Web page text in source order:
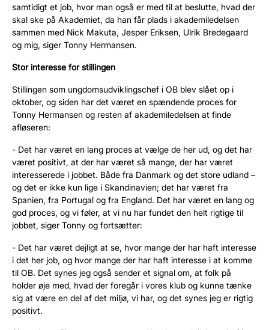
samtidigt et job, hvor man også er med til at beslutte, hvad der
skal ske på Akademiet, da han får plads i akademiledelsen
sammen med Nick Makuta, Jesper Eriksen, Ulrik Bredegaard
og mig, siger Tonny Hermansen.
Stor interesse for stillingen
Stillingen som ungdomsudviklingschef i OB blev slået op i
oktober, og siden har det været en spændende proces for
Tonny Hermansen og resten af akademiledelsen at finde
afløseren:
- Det har været en lang proces at vælge de her ud, og det har
været positivt, at der har været så mange, der har været
interesserede i jobbet. Både fra Danmark og det store udland –
og det er ikke kun lige i Skandinavien; det har været fra
Spanien, fra Portugal og fra England. Det har været en lang og
god proces, og vi føler, at vi nu har fundet den helt rigtige til
jobbet, siger Tonny og fortsætter:
- Det har været dejligt at se, hvor mange der har haft interesse
i det her job, og hvor mange der har haft interesse i at komme
til OB. Det synes jeg også sender et signal om, at folk på
holder øje med, hvad der foregår i vores klub og kunne tænke
sig at være en del af det miljø, vi har, og det synes jeg er rigtig
positivt.